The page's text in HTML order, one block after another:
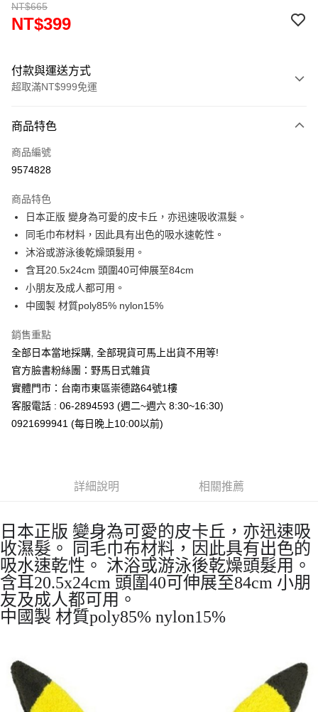
NT$665
NT$399
付款與運送方式
超取滿NT$999免運
信用卡一次付款
信用卡分期付款
合作金庫商業銀行
華南商業銀行
彰化商業銀行
上海商業儲蓄銀行
台北富邦商業銀行
國泰世華商業銀行
臺灣中小企業銀行
台中商業銀行
匯豐（台灣）商業銀行
聯邦商業銀行
元大商業銀行
台新國際商業銀行
台灣樂天信用卡公司
超商取貨付款
LINE Pay
Apple Pay
街口支付
Google Pay
ATM付款
運送方式
全家取貨付款
每筆NT$65，滿NT$999(含以上)免運費
每筆NT$65，滿NT$999(含以上)免運費
付款後7-11取貨
每筆NT$65，滿NT$999(含以上)免運費
宅配
每筆NT$100，滿NT$999(含以上)免運費
商品特色
商品編號
9574828
商品特色
日本正版 變身為可愛的皮卡丘，亦迅速吸收濕髮。
同毛巾布材料，因此具有出色的吸水速乾性。
沐浴或游泳後乾燥頭髮用。
含耳20.5x24cm 頭圍40可伸展至84cm
小朋友及成人都可用。
中國製 材質poly85% nylon15%
銷售重點
全部日本當地採購, 全部現貨可馬上出貨不用等!
官方臉書粉絲團：野馬日式雜貨
實體門市：台南市東區崇德路64號1樓
客服電話 : 06-2894593 (週二~週六 8:30~16:30)
0921699941 (每日晚上10:00以前)
詳細說明 相關推薦
日本正版 變身為可愛的皮卡丘，亦迅速吸
收濕髮。 同毛巾布材料，因此具有出色的
吸水速乾性。 沐浴或游泳後乾燥頭髮用。
含耳20.5x24cm 頭圍40可伸展至84cm 小朋
友及成人都可用。
中國製 材質poly85% nylon15%